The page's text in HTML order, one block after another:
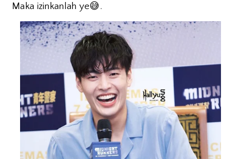
Maka izinkanlah ye😅.